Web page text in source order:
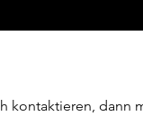
kontaktieren, dann